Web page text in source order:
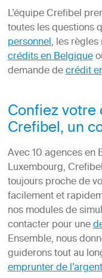
L’équipe Crefibel
toutes les questions
personnel, les
crédits en Belgique
demande decrédit
Confiez
Crefibel, un
Avec 10 agences en
Luxembourg,
toujours proche de
facilement et
nos modules de
contacter pour une
Ensemble, nous
guiderons tout au
emprunter de l’argent